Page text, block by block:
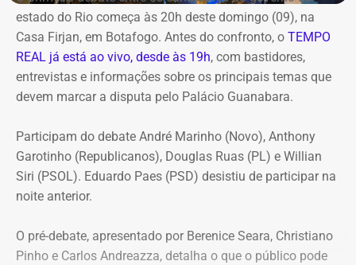
estado do Rio começa às 20h deste domingo (09), na
Casa Firjan, em Botafogo. Antes do confronto, o TEMPO
REAL já está ao vivo, desde às 19h, com bastidores,
entrevistas e informações sobre os principais temas que
devem marcar a disputa pelo Palácio Guanabara.
Participam do debate André Marinho (Novo), Anthony
Garotinho (Republicanos), Douglas Ruas (PL) e Willian
Siri (PSOL). Eduardo Paes (PSD) desistiu de participar na
noite anterior.
O pré-debate, apresentado por Berenice Seara, Christiano
Pinho e Carlos Andreazza, detalha o que o público pode